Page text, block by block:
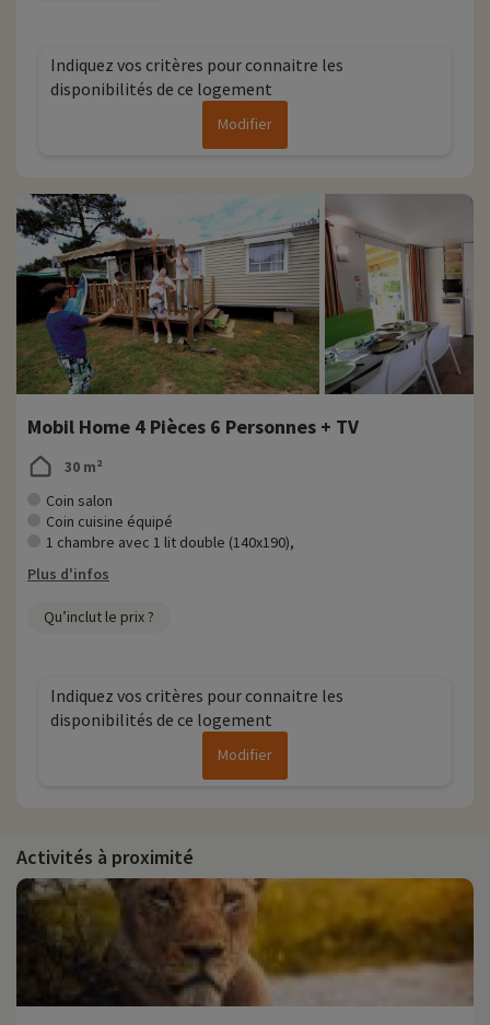
tarif préférentiel
Indiquez vos critères pour connaitre les
disponibilités de ce logement
Modifier
Mobil Home 4 Pièces 6 Personnes + TV
30 m²
Coin salon
Coin cuisine équipé
1 chambre avec 1 lit double (140x190),
Plus d'infos
Qu’inclut le prix ?
Indiquez vos critères pour connaitre les
disponibilités de ce logement
Modifier
Activités à proximité